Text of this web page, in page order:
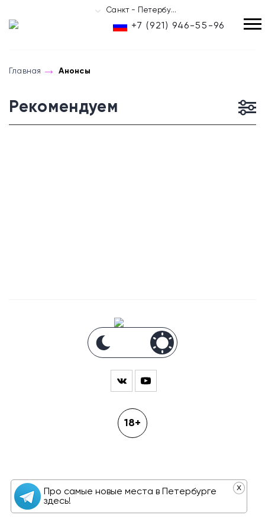
Санкт - Петербург
+7 (921) 946-55-96
Главная Анонсы
Рекомендуем
18+
Про самые новые места в Петербурге
здесь!
x